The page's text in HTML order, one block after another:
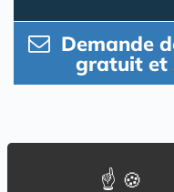
Demande
gratuit et